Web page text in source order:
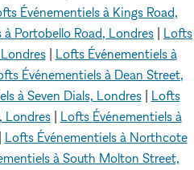
Événementiels à Kings Road,
Portobello Road, Londres
Lofts
| Lofts Événementiels à
Événementiels à Dean Street,
à Seven Dials, Londres| Lofts
Londres| Lofts Événementiels à
Lofts Événementiels à Northcote
à South Molton Street,